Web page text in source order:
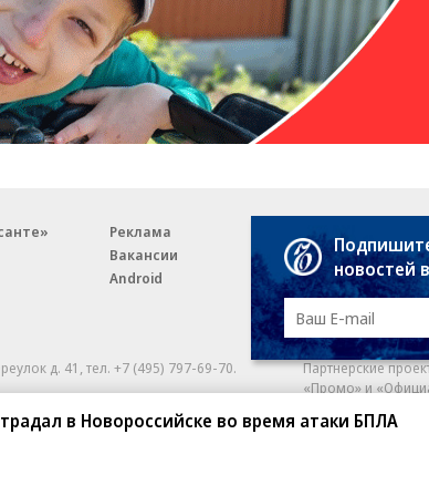
в Новороссийске во время атаки БПЛА
Реклама
Вакансии
Android
Обратная связь
Правовая
E-mail рассылки
д. 41,тел. +7 (495) 797-69-70.
kommersant.ru) зарегистрировано
технологий
Партнерские
«Промо» и
На kommersant.ru
новостей